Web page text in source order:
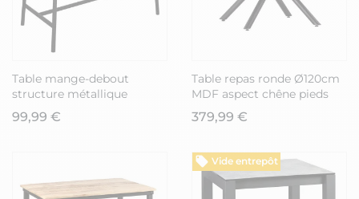
Table mange-debout
structure métallique
plateau aspect bois - DARA
99,99 €
Table repas ronde Ø120cm
MDF aspect chêne pieds
croisées métal noir -
AMAEL
379,99 €
Vide entrepôt